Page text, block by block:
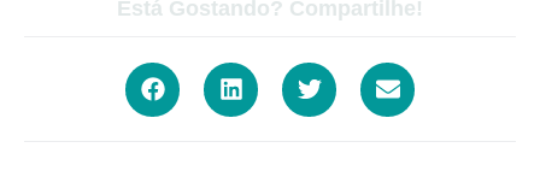
Está Gostando? Compartilhe!